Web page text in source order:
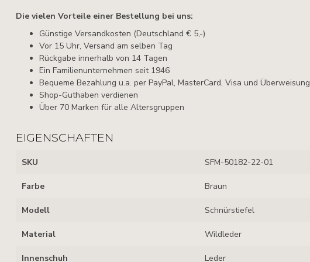
Die vielen Vorteile einer Bestellung bei uns:
Günstige Versandkosten (Deutschland € 5,-)
Vor 15 Uhr, Versand am selben Tag
Rückgabe innerhalb von 14 Tagen
Ein Familienunternehmen seit 1946
Bequeme Bezahlung u.a. per PayPal, MasterCard, Visa und Überweisung
Shop-Guthaben verdienen
Über 70 Marken für alle Altersgruppen
EIGENSCHAFTEN
SKU SFM-50182-22-01
Farbe Braun
Modell Schnürstiefel
Material Wildleder
Innenschuh Leder